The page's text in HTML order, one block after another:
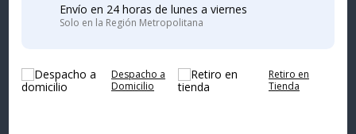
Envío en 24 horas de lunes a viernes
Solo en la Región Metropolitana
Despacho a
Domicilio
Retiro en
Tienda